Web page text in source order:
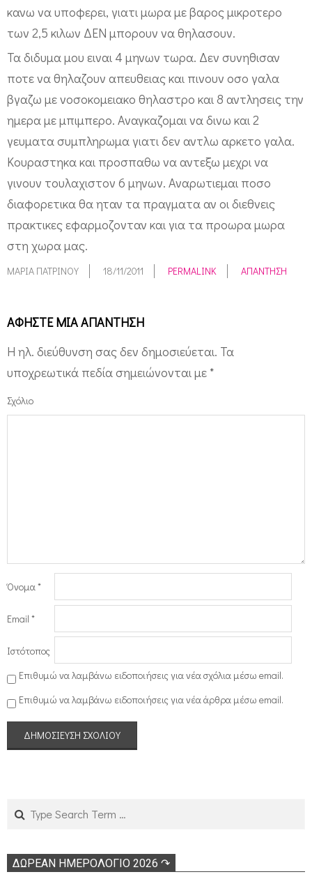
κανω να υποφερει, γιατι μωρα με βαρος μικροτερο
των 2,5 κιλων ΔΕΝ μπορουν να θηλασουν.
Τα διδυμα μου ειναι 4 μηνων τωρα. Δεν συνηθισαν
ποτε να θηλαζουν απευθειας και πινουν οσο γαλα
βγαζω με νοσοκομειακο θηλαστρο και 8 αντλησεις την
ημερα με μπιμπερο. Αναγκαζομαι να δινω και 2
γευματα συμπληρωμα γιατι δεν αντλω αρκετο γαλα.
Κουραστηκα και προσπαθω να αντεξω μεχρι να
γινουν τουλαχιστον 6 μηνων. Αναρωτιεμαι ποσο
διαφορετικα θα ηταν τα πραγματα αν οι διεθνεις
πρακτικες εφαρμοζονταν και για τα προωρα μωρα
στη χωρα μας.
ΜΑΡΙΑ ΠΑΤΡΙΝΟΥ 18/11/2011 PERMALINK ΑΠΆΝΤΗΣΗ
ΑΦΉΣΤΕ ΜΙΑ ΑΠΆΝΤΗΣΗ
Η ηλ. διεύθυνση σας δεν δημοσιεύεται. Τα
υποχρεωτικά πεδία σημειώνονται με *
Σχόλιο
Όνομα*
Email *
Ιστότοπος
Επιθυμώ να λαμβάνω ειδοποιήσεις για νέα σχόλια μέσω email.
Επιθυμώ να λαμβάνω ειδοποιήσεις για νέα άρθρα μέσω email.
ΔΩΡΕΑΝ ΗΜΕΡΟΛΟΓΙΟ 2026 ↷